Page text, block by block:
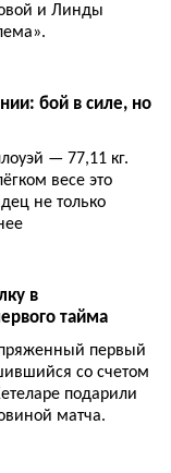
и Линды
бой в силе, но
— 77,11 кг.
весе это
не только
в
тайма
первый
со счетом
подарили
матча.